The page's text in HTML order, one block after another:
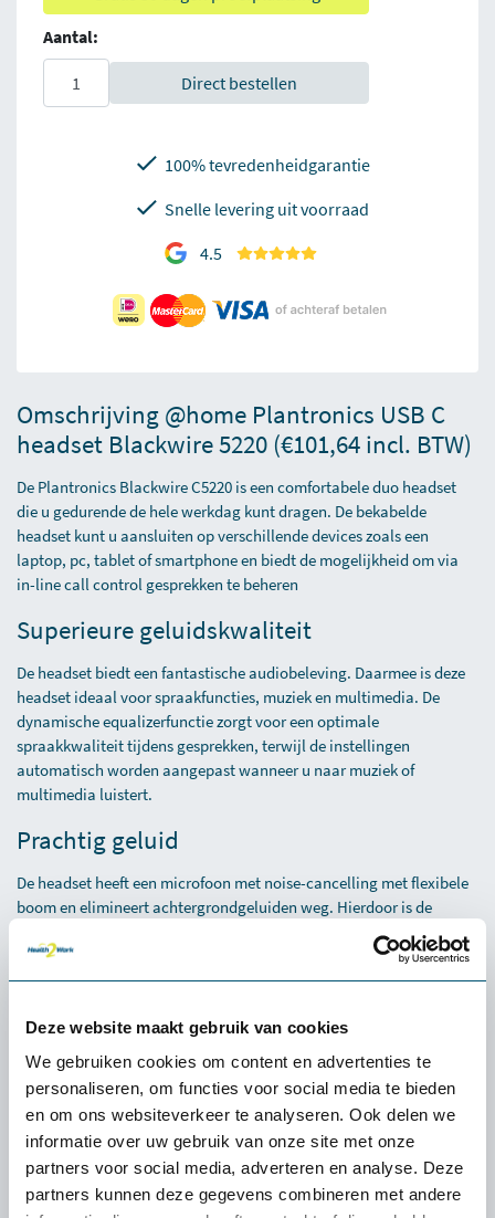
Deze website maakt gebruik van cookies
We gebruiken cookies om content en advertenties te
personaliseren, om functies voor social media te bieden
en om ons websiteverkeer te analyseren. Ook delen we
informatie over uw gebruik van onze site met onze
partners voor social media, adverteren en analyse. Deze
partners kunnen deze gegevens combineren met andere
Aantal:
Direct bestellen
100% tevredenheidgarantie
Snelle levering uit voorraad
4.5
Omschrijving @home Plantronics USB C
headset Blackwire 5220 (€101,64 incl. BTW)
De Plantronics Blackwire C5220 is een comfortabele duo headset
die u gedurende de hele werkdag kunt dragen. De bekabelde
headset kunt u aansluiten op verschillende devices zoals een
laptop, pc, tablet of smartphone en biedt de mogelijkheid om via
in-line call control gesprekken te beheren
Superieure geluidskwaliteit
De headset biedt een fantastische audiobeleving. Daarmee is deze
headset ideaal voor spraakfuncties, muziek en multimedia. De
dynamische equalizerfunctie zorgt voor een optimale
spraakkwaliteit tijdens gesprekken, terwijl de instellingen
automatisch worden aangepast wanneer u naar muziek of
multimedia luistert.
Prachtig geluid
De headset heeft een microfoon met noise-cancelling met flexibele
boom en elimineert achtergrondgeluiden weg. Hierdoor is de
Plantronics USB headset goed te gebruiken in een drukke
omgeving.
Specificaties
Ervaren of een product